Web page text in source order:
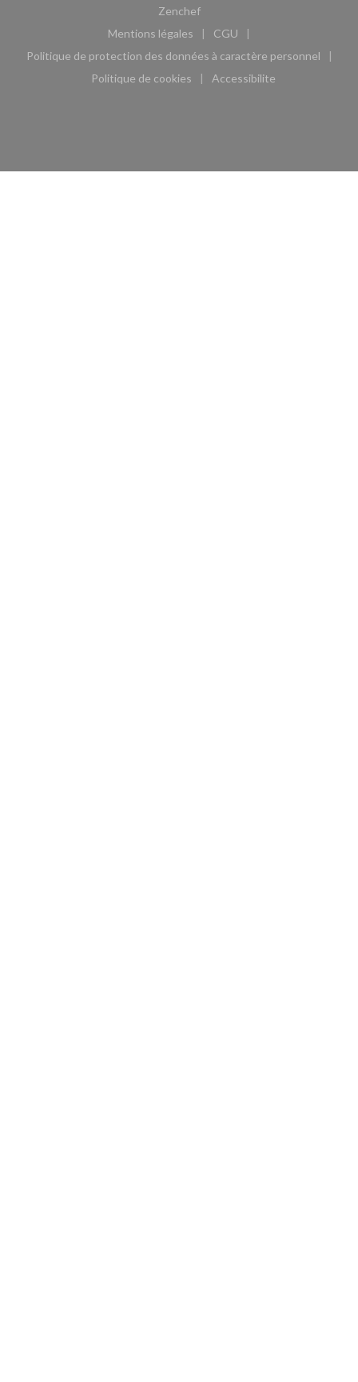
Zenchef((ouvre une nouvelle fenêtre))
Mentions légales
((ouvre une nouvelle fenêtre))
CGU
((ouvre une nouvelle
Politique de protection des données à caractère personnel
((ouvre une nouvelle fenêtre))
Politique de cookies
((ouvre une nouvelle fenêtre))
Accessibilite